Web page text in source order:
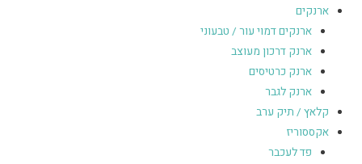
ארנקים
ארנקים דמוי עור / טבעוני
ארנק דרכון מעוצב
ארנק כרטיסים
ארנק לגבר
קלאץ / תיק ערב
אקססוריז
פד לעכבר